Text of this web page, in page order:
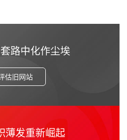
路中化作尘埃
估旧网站
薄发重新崛起